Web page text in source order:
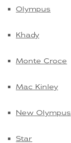
Olympus
Khady
Monte Croce
Mac Kinley
New Olympus
Star